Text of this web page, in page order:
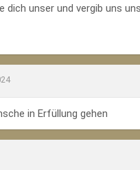
dich unser und vergib uns
in Erfüllung gehen